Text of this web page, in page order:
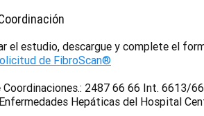
el estudio, descargue y complete el
de FibroScan®
Coordinaciones.: 2487 66 66 Int. 6613/
Hepáticas del Hospital